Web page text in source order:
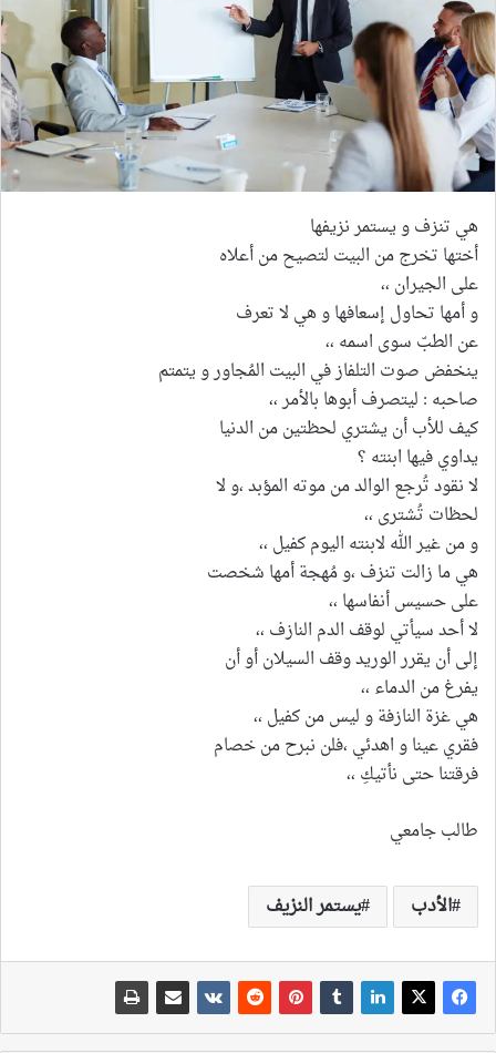
هي تنزف و يستمر نزيفها
أختها تخرج من البيت لتصيح من أعلاه
على الجيران ،،
و أمها تحاول إسعافها و هي لا تعرف
عن الطبّ سوى اسمه ،،
ينخفض صوت التلفاز في البيت المُجاور و يتمتم
صاحبه : ليتصرف أبوها بالأمر ،،
كيف للأب أن يشتري لحظتين من الدنيا
يداوي فيها ابنته ؟
لا نقود تُرجع الوالد من موته المؤبد ،و لا
لحظات تُشترى ،،
و من غير الله لابنته اليوم كفيل ،،
هي ما زالت تنزف ،و مُهجة أمها شخصت
على حسيس أنفاسها ،،
لا أحد سيأتي لوقف الدم النازف ،،
إلى أن يقرر الوريد وقف السيلان أو أن
يفرغ من الدماء ،،
هي غزة النازفة و ليس من كفيل ،،
فقري عينا و اهدئي ،فلن نبرح من خصام
فرقتنا حتى نأتيكِ ،،
طالب جامعي
الأدب يستمر النزيف